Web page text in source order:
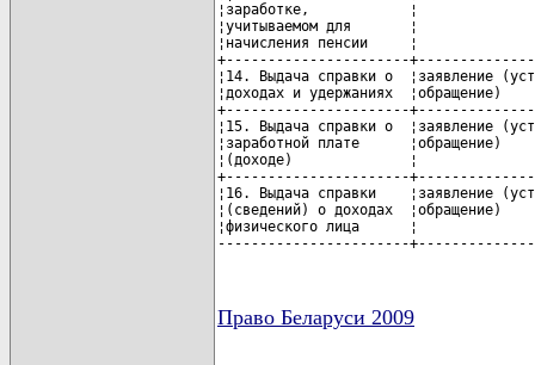
Право Беларуси 2009